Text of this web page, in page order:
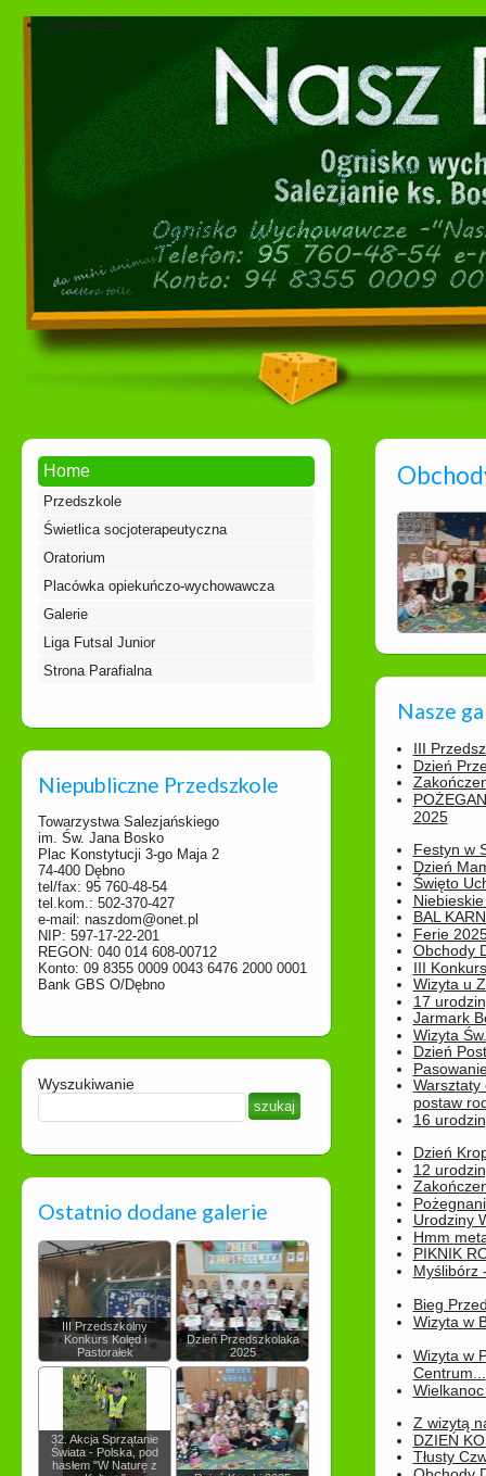
Dokumenty
Home
Przedszkole
Świetlica socjoterapeutyczna
Oratorium
Placówka opiekuńczo-wychowawcza
Galerie
Liga Futsal Junior
Strona Parafialna
Niepubliczne Przedszkole
Towarzystwa Salezjańskiego
im. Św. Jana Bosko
Plac Konstytucji 3-go Maja 2
74-400 Dębno
tel/fax: 95 760-48-54
tel.kom.: 502-370-427
e-mail: naszdom@onet.pl
NIP: 597-17-22-201
REGON: 040 014 608-00712
Konto: 09 8355 0009 0043 6476 2000 0001
Bank GBS O/Dębno
Wyszukiwanie
Ostatnio dodane galerie
III Przedszkolny
Konkurs Kolęd i
Pastorałek
Dzień Przedszkolaka
2025
32. Akcja Sprzątanie
Świata - Polska, pod
hasłem "W Naturę z
Nasze
III
Dzień
2025
Festyn w
Dzień
Święto
BAL
Ferie
Obchody
III
Wizyta u
17
Jarmark
Wizyta
Dzień
Warsztaty
postaw
16
Dzień
12
Urodziny
Hmm
PIKNIK
Myślibórz
Bieg
Wizyta w
Wizyta w
Centrum...
Z wizytą
DZIEŃ
Tłusty